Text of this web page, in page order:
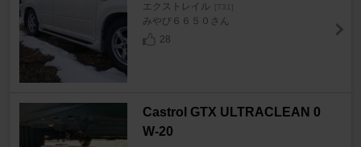
エクストレイル [T31]
みやび６６５０さん
28
Castrol GTX ULTRACLEAN 0
W-20